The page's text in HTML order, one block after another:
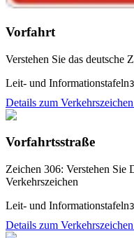
Vorfahrt
Verstehen Sie das deutsche
Leit- und Informationstafeln
Details zum
Vorfahrtsstraße
Zeichen 306: Verstehen Sie
Verkehrszeichen
Leit- und Informationstafeln
Details zum